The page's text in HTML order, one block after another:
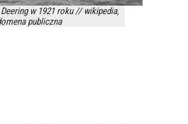
w 1921 roku // wikipedia,
publiczna